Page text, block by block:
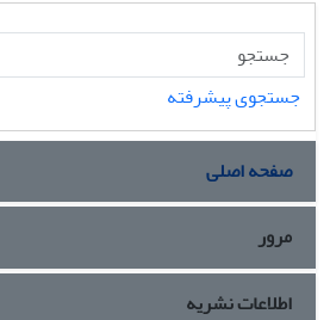
جستجوی پیشرفته
صفحه اصلی
مرور
اطلاعات نشریه